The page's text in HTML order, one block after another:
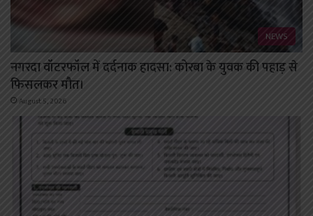
NEWS
नगरदा वॉटरफॉल में दर्दनाक हादसा: कोरबा के युवक की पहाड़ से
फिसलकर मौत।
August 5, 2026